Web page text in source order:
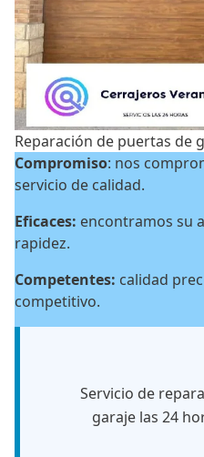
Reparación de puertas de
Compromiso: nos
servicio de calidad.
Eficaces: encontramos su
rapidez.
Competentes: calidad
competitivo.
Servicio de
garaje las 24